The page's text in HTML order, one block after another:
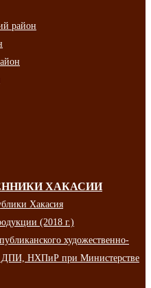
район
ХАКАСИИ
Хакасия
(2018 г.)
художественно-
ДПИ, НХПиР при Министерстве